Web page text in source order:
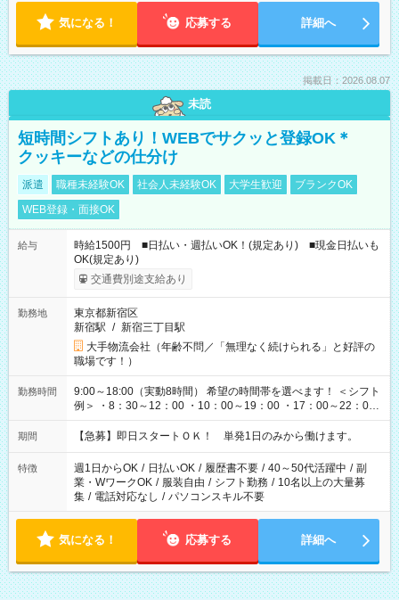
気になる！ 応募する 詳細へ
掲載日：2026.08.07
未読
短時間シフトあり！WEBでサクッと登録OK＊
クッキーなどの仕分け
派遣 職種未経験OK 社会人未経験OK 大学生歓迎
ブランクOK
WEB登録・面接OK
給与
時給1500円 ■日払い・週払いOK！(規定あり) ■現金日払いも
OK(規定あり)
交通費別途支給あり
勤務地
東京都新宿区
新宿駅 / 新宿三丁目駅
大手物流会社（年齢不問／「無理なく続けられる」と好評の
職場です！）
勤務時間
9:00～18:00（実動8時間） 希望の時間帯を選べます！ ＜シフト
例＞ ・8：30～12：00 ・10：00～19：00 ・17：00～22：00
・13：00～22：00 ・22：00～翌6：00 など
期間 【急募】即日スタートＯＫ！ 単発1日のみから働けます。
特徴 週1日からOK / 日払いOK / 履歴書不要 / 40～50代活躍中 / 副
業・WワークOK / 服装自由 / シフト勤務 / 10名以上の大量募
集 / 電話対応なし / パソコンスキル不要
気になる！ 応募する 詳細へ